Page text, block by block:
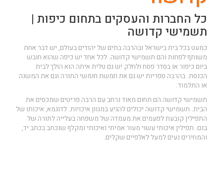
כל החברות והעסקים בתחום כיפות |
תשמישי קדושה
כמעט בכל בית בישראל ובהרבה בתים של יהודים בעולם, יש דבר אחת
משותף לפחות והם תשמישי קדושה. לכל אחד יש כיפה שהוא חובש
ביום כיפור או בסדר פסח ולחלק יש גם טלית איתה הוא הולך לבית
הכנסת. בהרבה ספריות יש גם את חמשת חומשי התורה וגם את המשנה
או התלמוד.
תשמישי קדושה הם תחום מאוד נרחב עם הרבה פריטים שמכסים את
הבית. תשמישי קדושה יכולים להגיע במגוון איכויות. לדוגמא, איכותו של
התפילין קובעת לפעמים את מעמדה של משפחה בעלייה לתורה של
בנם. תפילין איכותי עשוי מעור אמיתי ואיכותי ומקלף שנכתב בכתב יד,
והמחירים נעים למעל לאלפיים שקלים.